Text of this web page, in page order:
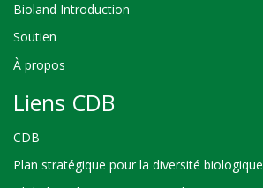
Bioland Introduction
Soutien
À propos
Liens CDB
CDB
Plan stratégique pour la diversité biologique